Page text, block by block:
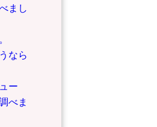
まし
なら
ー
べま